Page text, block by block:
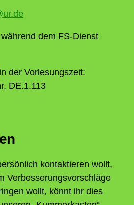
dem FS-Dienst
der Vorlesungszeit:
DE.1.113
kontaktieren wollt,
Verbesserungsvorschläge
wollt, könnt ihr dies